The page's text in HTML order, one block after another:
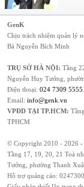
GenK
Chịu trách nhiệm quản lý
Bà Nguyễn Bích Minh
TRỤ SỞ HÀ NỘI: Tầng
Nguyễn Huy Tưởng,
Điện thoại: 024 7309 5555
Email: info@genk.vn
VPĐD TẠI TP.HCM:
TPHCM
© Copyright 2010 - 2026 -
Tầng 17, 19, 20, 21 Toà
Tưởng, phường Thanh
Hỗ trợ quảng cáo: